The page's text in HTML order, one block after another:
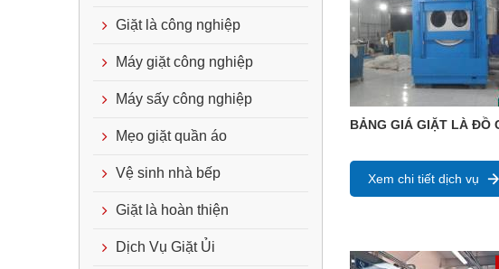
BẢNG GIÁ GIẶT LÀ ĐỒ
Xem chi tiết dịch vụ
Giặt là công nghiệp
Máy giặt công nghiệp
Máy sấy công nghiệp
Mẹo giặt quần áo
Vệ sinh nhà bếp
Giặt là hoàn thiện
Dịch Vụ Giặt Ủi